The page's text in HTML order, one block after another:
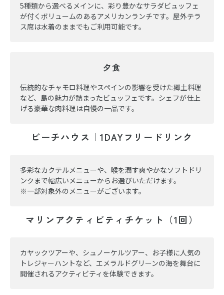
5種類から選べるメインに、彩り豊かなサラダビュッフェ
が付くボリュームのあるアメリカンランチです。屋外テラ
ス席は水着のままでもご利用可能です。
夕食
伝統的なチャモロ料理やスペインの影響を受けた郷土料理
など、島の魅力が詰まったビュッフェです。シェフが仕上
げる豪華な肉料理は自慢の一品です。
ビーチハウス｜1DAYフリードリンク
多彩なカクテルメニューや、喉を潤す爽やかなソフトドリ
ンクまで幅広いメニューからお選びいただけます。
※一部対象外のメニューがございます。
マリンアクティビティチケット（1回）
カヤックツアーや、シュノーケルツアー、お子様に人気の
トレジャーハントなど、エメラルドグリーンの海を舞台に
開催されるアクティビティを体験できます。